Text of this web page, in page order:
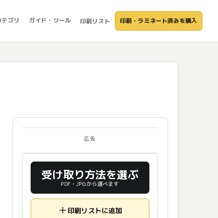
テゴリ ガイド・ツール 印刷リスト 印刷・ラミネート済みを購入
広告
受け取り方法を選ぶ
PDF・JPGから選べます
印刷リストに追加